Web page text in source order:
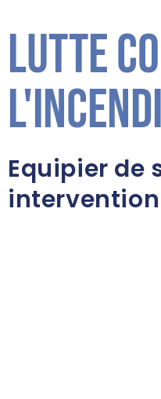
Lutte
Equipier de
intervention